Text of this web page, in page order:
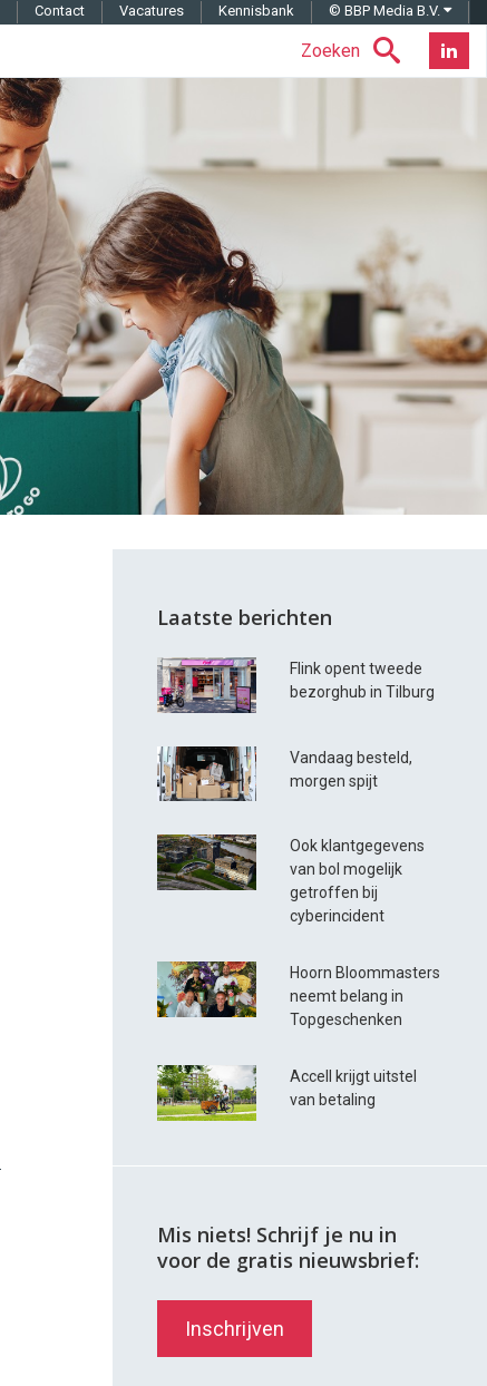
Zoeken
Contact Vacatures Kennisbank © BBP Media B.V.
Laatste berichten
Flink opent tweede
bezorghub in Tilburg
Vandaag besteld,
morgen spijt
Ook klantgegevens
van bol mogelijk
getroffen bij
cyberincident
Hoorn Bloommasters
neemt belang in
Topgeschenken
Accell krijgt uitstel
van betaling
Mis niets! Schrijf je nu in
voor de gratis nieuwsbrief:
Inschrijven